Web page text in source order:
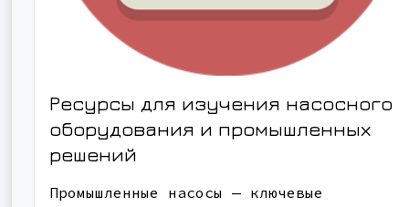
Ресурсы для изучения насосного
оборудования и промышленных
решений
Промышленные насосы — ключевые